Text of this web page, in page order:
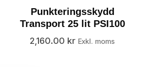
Punkteringsskydd
Transport 25 lit PSI100
2,160.00 kr Exkl. moms